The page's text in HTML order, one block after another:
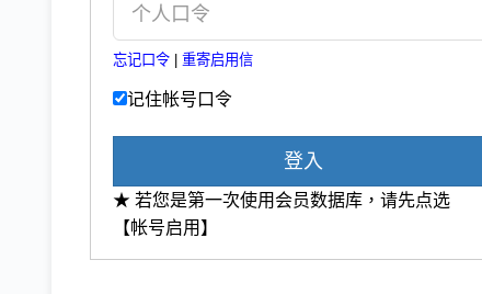
忘记口令 重寄启用信
记住帐号口令
登入
★ 若您是第一次使用会员数据库，请先点选
【帐号启用】